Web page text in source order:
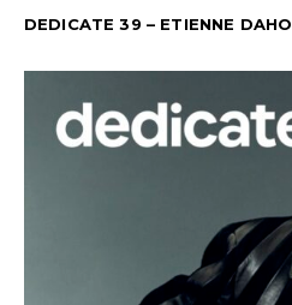
DEDICATE 39 – ETIENNE DAHO